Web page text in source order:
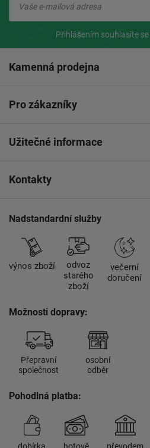
Přihlášením souhlasíte se
Kamenná prodejna
Pro zákazníky
Užitečné informace
Kontakty
Nadstandardní služby
výnos zboží
odvoz
starého
zboží
večerní
doručení
Možnosti dopravy:
Přepravní
společnost
osobní
odběr
Pohodlná platba: